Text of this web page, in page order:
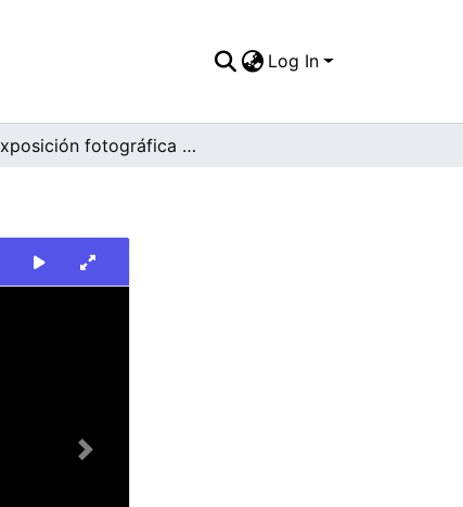
Log In
Exposición fotográfica del diario occidente
Next